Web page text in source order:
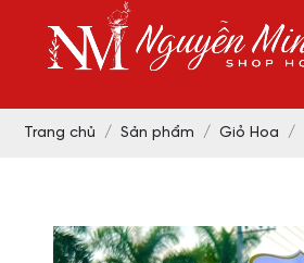
Trang chủ Sản phẩm Giỏ Hoa